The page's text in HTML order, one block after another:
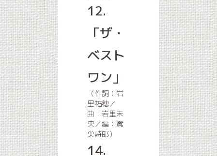
12.
「ザ・
ベスト
ワン」
（作詞：岩
里祐穂／
曲：岩里未
央／編：鷺
巣詩郎）
14.